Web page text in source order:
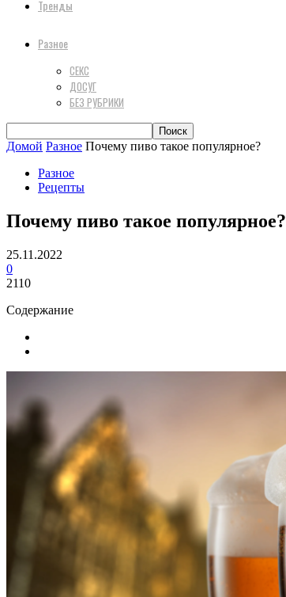
Тренды
Разное
СЕКС
ДОСУГ
БЕЗ РУБРИКИ
Домой Разное Почему пиво такое популярное?
Разное
Рецепты
Почему пиво такое популярное?
25.11.2022
0
2110
Содержание